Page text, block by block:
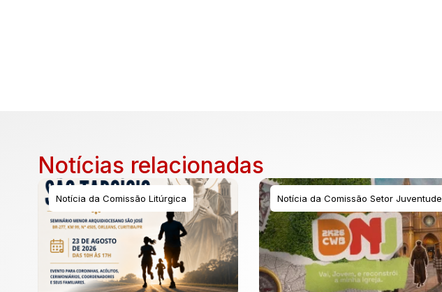
Notícias relacionadas
Notícia da Comissão Litúrgica Notícia da Comissão Setor Juventude